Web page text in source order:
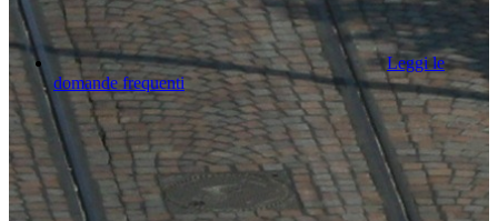
Leggi le
domande frequenti